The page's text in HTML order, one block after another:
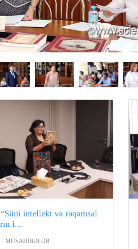
intellekt və rəqəmsal
i...
MÜSAHİBƏLƏR